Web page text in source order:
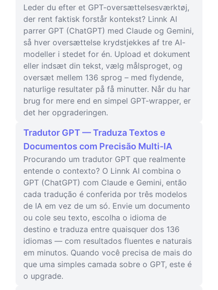
Leder du efter et GPT-oversættelsesværktøj,
der rent faktisk forstår kontekst? Linnk AI
parrer GPT (ChatGPT) med Claude og Gemini,
så hver oversættelse krydstjekkes af tre AI-
modeller i stedet for én. Upload et dokument
eller indsæt din tekst, vælg målsproget, og
oversæt mellem 136 sprog – med flydende,
naturlige resultater på få minutter. Når du har
brug for mere end en simpel GPT-wrapper, er
det her opgraderingen.
Tradutor GPT — Traduza Textos e
Documentos com Precisão Multi-IA
Procurando um tradutor GPT que realmente
entende o contexto? O Linnk AI combina o
GPT (ChatGPT) com Claude e Gemini, então
cada tradução é conferida por três modelos
de IA em vez de um só. Envie um documento
ou cole seu texto, escolha o idioma de
destino e traduza entre quaisquer dos 136
idiomas — com resultados fluentes e naturais
em minutos. Quando você precisa de mais do
que uma simples camada sobre o GPT, este é
o upgrade.